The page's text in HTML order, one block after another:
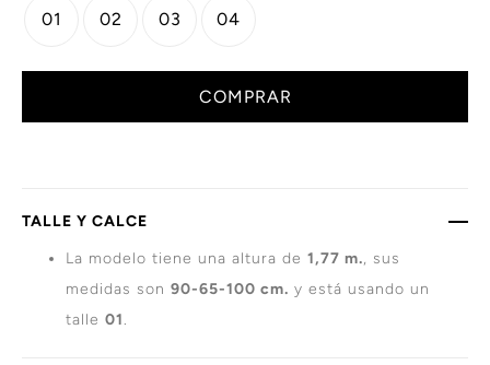
01 02 03 04
COMPRAR
TALLE Y CALCE
La modelo tiene una altura de 1,77 m., sus
medidas son 90-65-100 cm. y está usando un
talle 01.